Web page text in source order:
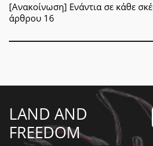
[Ανακοίνωση] Ενάντια σε κάθε
άρθρου 16
LAND AND
FREEDOM